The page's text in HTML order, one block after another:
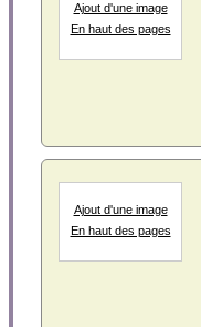
Ajout d'une image
En haut des pages
Ajout d'une image
En haut des pages